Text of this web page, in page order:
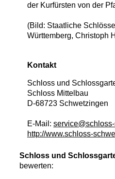
der Kurfürsten von der
(Bild: Staatliche
Württemberg, Christoph
Kontakt
Schloss und
Schloss Mittelbau
D-68723 Schwetzingen
E-Mail:
http://www.schloss-
Schloss und
bewerten: